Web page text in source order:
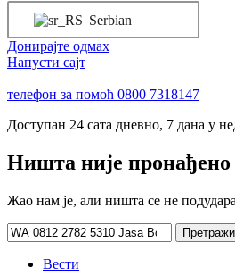
Serbian
Донирајте одмах
Напусти сајт
телефон за помоћ 0800 7318147
Доступан 24 сата дневно, 7 дана у
Ништа није пронађено
Жао нам је, али ништа се не
Претрага
за:
Вести